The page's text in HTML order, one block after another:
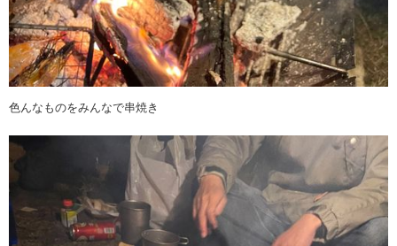
色んなものをみんなで串焼き